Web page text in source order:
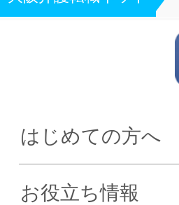
はじめての方へ
お役立ち情報